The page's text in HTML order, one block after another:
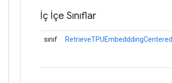
İç İçe Sınıflar
sınıf